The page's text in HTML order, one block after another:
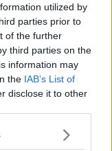
utilized by
parties prior to
of the further
third parties on the
information may
the IAB’s List of
disclose it to other
Pokémon!